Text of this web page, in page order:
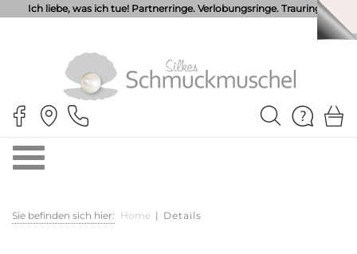
Ich liebe, was ich tue! Partnerringe. Verlobungsringe. Trauringe.
Sie befinden sich hier: Home | Details